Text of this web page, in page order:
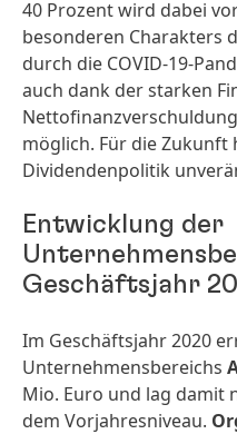
40 Prozent wird dabei
besonderen Charakters
durch die COVID-19-
auch dank der starken
möglich. Für die Zukunft
Dividendenpolitik
Entwicklung der
Geschäftsjahr
Im Geschäftsjahr 2020
Unternehmensbereichs
Mio. Euro und lag damit
dem Vorjahresniveau.